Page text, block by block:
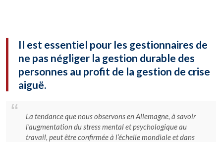
Il est essentiel pour les gestionnaires de
ne pas négliger la gestion durable des
personnes au profit de la gestion de crise
aiguë.
La tendance que nous observons en Allemagne, à savoir
l'augmentation du stress mental et psychologique au
travail, peut être confirmée à l’échelle mondiale et dans